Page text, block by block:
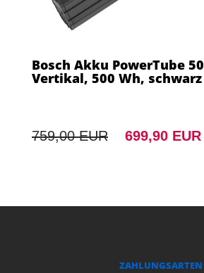
Bosch Akku PowerTube
Vertikal, 500 Wh, schwarz
759,00 EUR 699,90 EUR
ZAHLUNGSARTEN